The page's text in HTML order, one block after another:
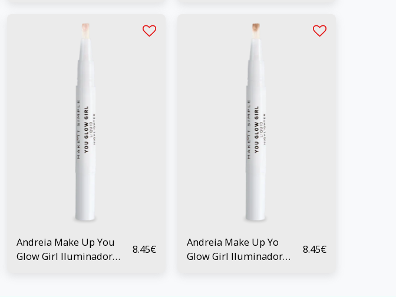
Andreia Make Up You
Glow Girl Iluminador
8.45€
Andreia Make Up Yo
Glow Girl Iluminador
8.45€